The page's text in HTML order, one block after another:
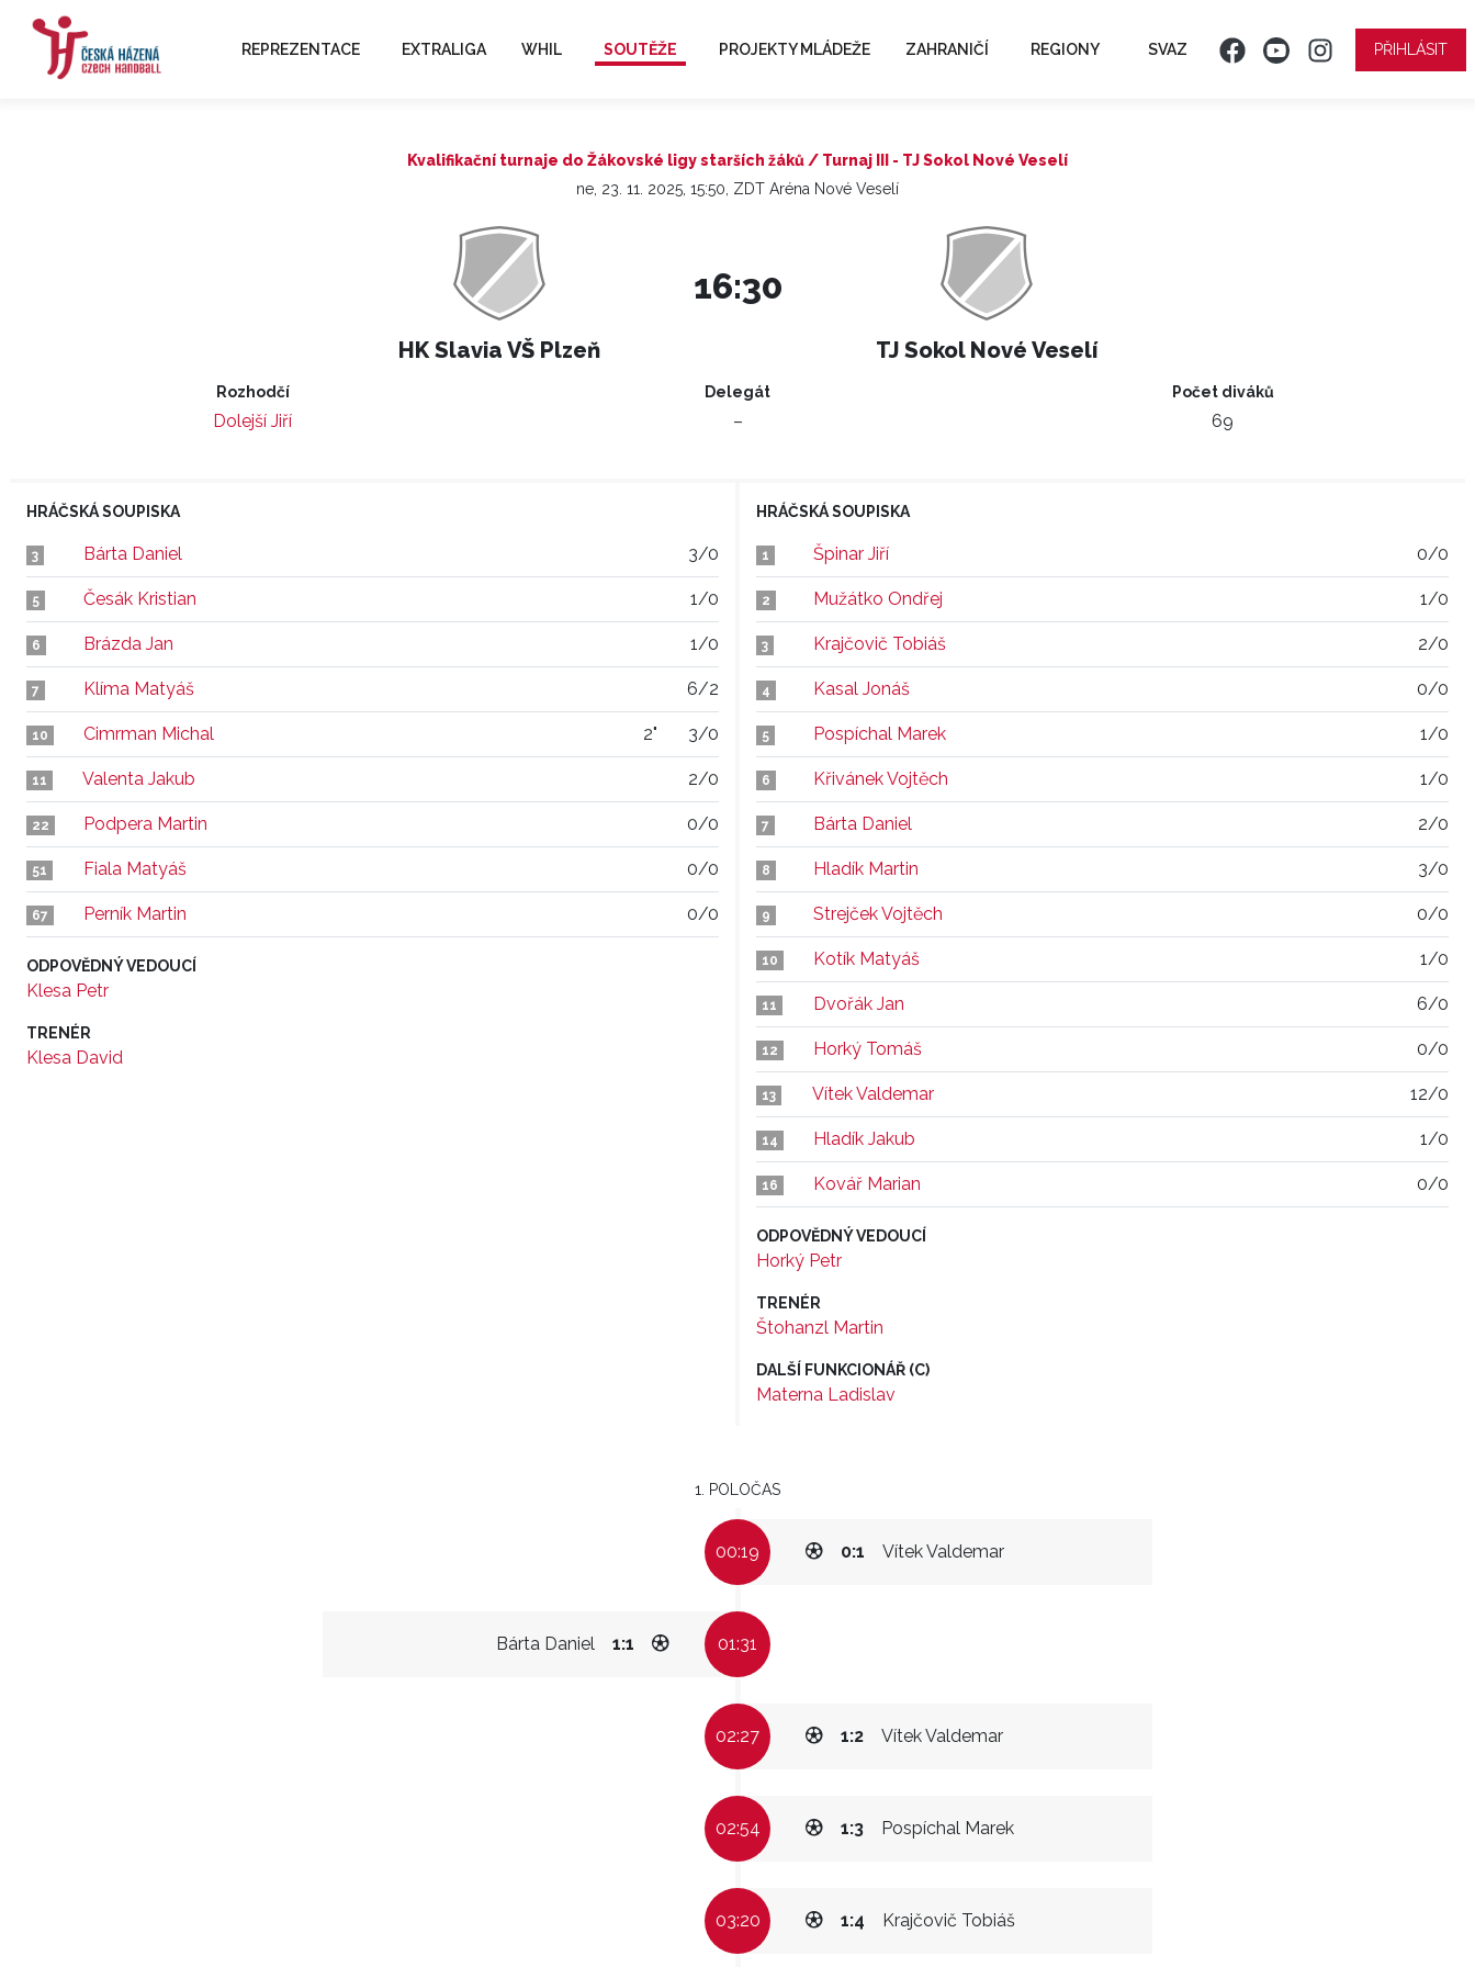
REPREZENTACE EXTRALIGA WHIL SOUTĚŽE PROJEKTY MLÁDEŽE ZAHRANIČÍ REGIONY SVAZ PŘIHLÁSIT
Kvalifikační turnaje do Žákovské ligy starších žáků / Turnaj III - TJ Sokol Nové Veselí
ne, 23. 11. 2025, 15:50, ZDT Aréna Nové Veselí
HK Slavia VŠ Plzeň
16:30
TJ Sokol Nové Veselí
Rozhodčí
Dolejší Jiří
Delegát
–
Počet diváků
69
HRÁČSKÁ SOUPISKA
3 Bárta Daniel 3/0
5 Česák Kristian 1/0
6 Brázda Jan 1/0
7 Klíma Matyáš 6/2
10 Cimrman Michal 2" 3/0
11 Valenta Jakub 2/0
22 Podpera Martin 0/0
51 Fiala Matyáš 0/0
67 Perník Martin 0/0
ODPOVĚDNÝ VEDOUCÍ
Klesa Petr
TRENÉR
Klesa David
HRÁČSKÁ SOUPISKA
1 Špinar Jiří 0/0
2 Mužátko Ondřej 1/0
3 Krajčovič Tobiáš 2/0
4 Kasal Jonáš 0/0
5 Pospíchal Marek 1/0
6 Křivánek Vojtěch 1/0
7 Bárta Daniel 2/0
8 Hladík Martin 3/0
9 Strejček Vojtěch 0/0
10 Kotík Matyáš 1/0
11 Dvořák Jan 6/0
12 Horký Tomáš 0/0
13 Vítek Valdemar 12/0
14 Hladík Jakub 1/0
16 Kovář Marian 0/0
ODPOVĚDNÝ VEDOUCÍ
Horký Petr
TRENÉR
Štohanzl Martin
DALŠÍ FUNKCIONÁŘ (C)
Materna Ladislav
1. POLOČAS
00:19 Vítek Valdemar
0:1
Bárta Daniel 1:1 01:31
02:27 Vítek Valdemar
1:2
02:54 Pospíchal Marek
1:3
03:20 Krajčovič Tobiáš
1:4